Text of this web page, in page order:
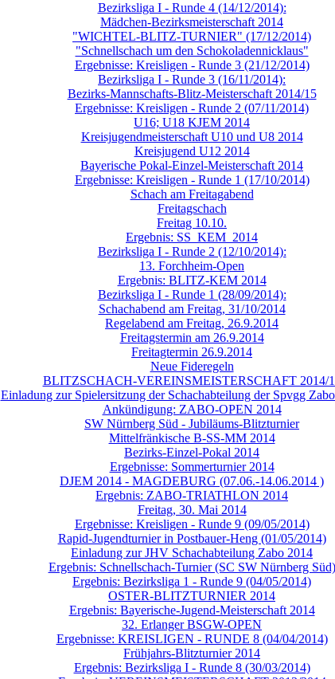
Bezirksliga I - Runde 4 (14/12/2014):
Mädchen-Bezirksmeisterschaft 2014
"WICHTEL-BLITZ-TURNIER" (17/12/2014)
"Schnellschach um den Schokoladennicklaus"
Ergebnisse: Kreisligen - Runde 3 (21/12/2014)
Bezirksliga I - Runde 3 (16/11/2014):
Bezirks-Mannschafts-Blitz-Meisterschaft 2014/15
Ergebnisse: Kreisligen - Runde 2 (07/11/2014)
U16; U18 KJEM 2014
Kreisjugendmeisterschaft U10 und U8 2014
Kreisjugend U12 2014
Bayerische Pokal-Einzel-Meisterschaft 2014
Ergebnisse: Kreisligen - Runde 1 (17/10/2014)
Schach am Freitagabend
Freitagschach
Freitag 10.10.
Ergebnis: SS_KEM_2014
Bezirksliga I - Runde 2 (12/10/2014):
13. Forchheim-Open
Ergebnis: BLITZ-KEM 2014
Bezirksliga I - Runde 1 (28/09/2014):
Schachabend am Freitag, 31/10/2014
Regelabend am Freitag, 26.9.2014
Freitagstermin am 26.9.2014
Freitagtermin 26.9.2014
Neue Fideregeln
BLITZSCHACH-VEREINSMEISTERSCHAFT 2014/
Einladung zur Spielersitzung der Schachabteilung der Spvgg
Ankündigung: ZABO-OPEN 2014
SW Nürnberg Süd - Jubiläums-Blitzturnier
Mittelfränkische B-SS-MM 2014
Bezirks-Einzel-Pokal 2014
Ergebnisse: Sommerturnier 2014
DJEM 2014 - MAGDEBURG (07.06.-14.06.2014 )
Ergebnis: ZABO-TRIATHLON 2014
Freitag, 30. Mai 2014
Ergebnisse: Kreisligen - Runde 9 (09/05/2014)
Rapid-Jugendturnier in Postbauer-Heng (01/05/2014)
Einladung zur JHV Schachabteilung Zabo 2014
Ergebnis: Schnellschach-Turnier (SC SW Nürnberg Süd)
Ergebnis: Bezirksliga 1 - Runde 9 (04/05/2014)
OSTER-BLITZTURNIER 2014
Ergebnis: Bayerische-Jugend-Meisterschaft 2014
32. Erlanger BSGW-OPEN
Ergebnisse: KREISLIGEN - RUNDE 8 (04/04/2014)
Frühjahrs-Blitzturnier 2014
Ergebnis: Bezirksliga I - Runde 8 (30/03/2014)